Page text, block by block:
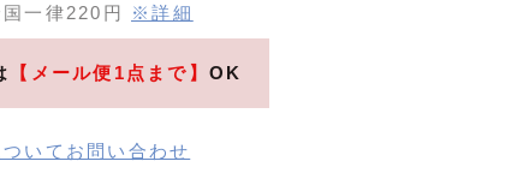
一律220円
※詳細
【メール便1点まで】 OK
いてお問い合わせ